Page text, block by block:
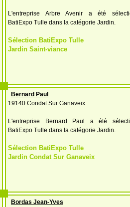
L'entreprise Arbre Avenir a été
BatiExpo Tulle dans la catégorie Jardin.
Sélection BatiExpo Tulle
Jardin Saint-viance
Bernard Paul
19140 Condat Sur Ganaveix
L'entreprise Bernard Paul a été
BatiExpo Tulle dans la catégorie Jardin.
Sélection BatiExpo Tulle
Jardin Condat Sur Ganaveix
Bordas Jean-Yves